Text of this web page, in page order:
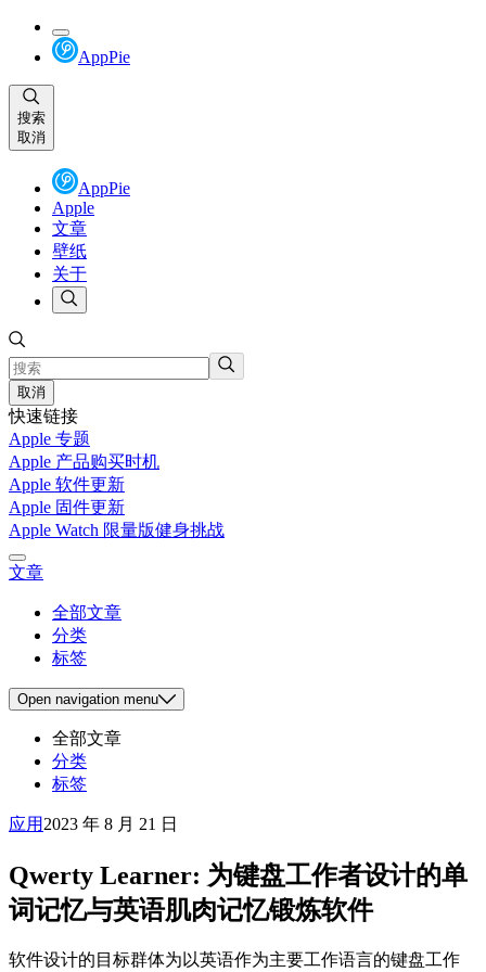
AppPie
搜索
取消
AppPie
Apple
文章
壁纸
关于
取消
快速链接
Apple 专题
Apple 产品购买时机
Apple 软件更新
Apple 固件更新
Apple Watch 限量版健身挑战
文章
全部文章
分类
标签
Open navigation menu
全部文章
分类
标签
应用 2023 年 8 月 21 日
Qwerty Learner: 为键盘工作者设计的单
词记忆与英语肌肉记忆锻炼软件
软件设计的目标群体为以英语作为主要工作语言的键盘工作